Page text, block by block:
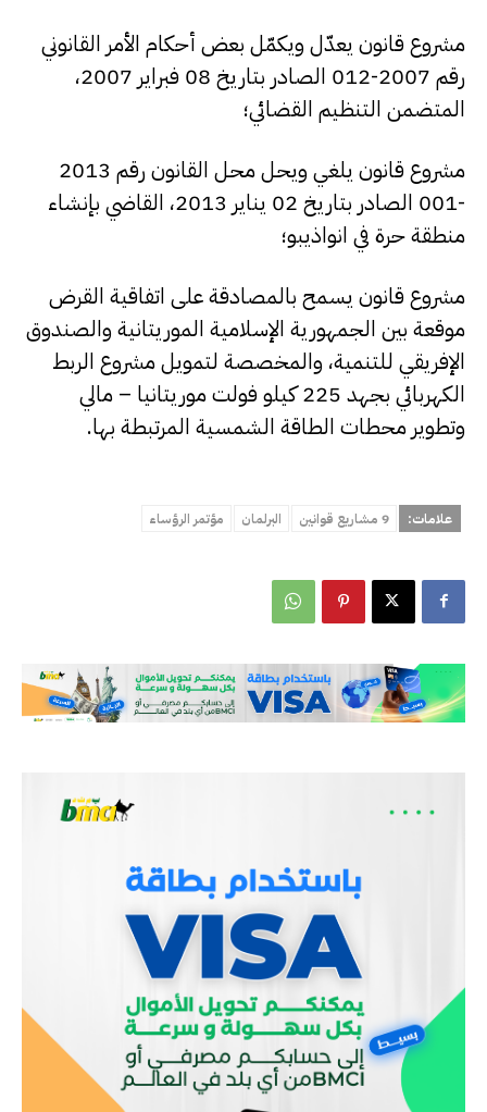
مشروع قانون يعدّل ويكمّل بعض أحكام الأمر القانوني
رقم 2007-012 الصادر بتاريخ 08 فبراير 2007،
المتضمن التنظيم القضائي؛
مشروع قانون يلغي ويحل محل القانون رقم 2013
-001 الصادر بتاريخ 02 يناير 2013، القاضي بإنشاء
منطقة حرة في انواذيبو؛
مشروع قانون يسمح بالمصادقة على اتفاقية القرض
موقعة بين الجمهورية الإسلامية الموريتانية والصندوق
الإفريقي للتنمية، والمخصصة لتمويل مشروع الربط
الكهربائي بجهد 225 كيلو فولت موريتانيا – مالي
وتطوير محطات الطاقة الشمسية المرتبطة بها.
علامات: 9 مشاريع قوانين البرلمان مؤتمر الرؤساء